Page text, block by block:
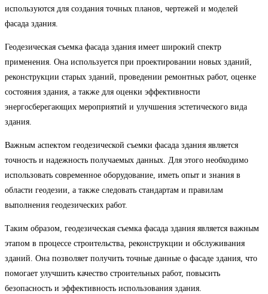
используются для создания точных планов, чертежей и моделей
фасада здания.
Геодезическая съемка фасада здания имеет широкий спектр
применения. Она используется при проектировании новых зданий,
реконструкции старых зданий, проведении ремонтных работ, оценке
состояния здания, а также для оценки эффективности
энергосберегающих мероприятий и улучшения эстетического вида
здания.
Важным аспектом геодезической съемки фасада здания является
точность и надежность получаемых данных. Для этого необходимо
использовать современное оборудование, иметь опыт и знания в
области геодезии, а также следовать стандартам и правилам
выполнения геодезических работ.
Таким образом, геодезическая съемка фасада здания является важным
этапом в процессе строительства, реконструкции и обслуживания
зданий. Она позволяет получить точные данные о фасаде здания, что
помогает улучшить качество строительных работ, повысить
безопасность и эффективность использования здания.